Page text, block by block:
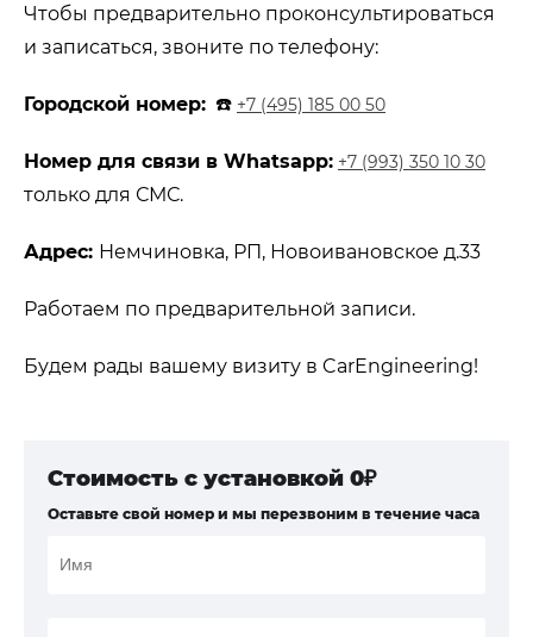
Чтобы предварительно проконсультироваться
и записаться, звоните по телефону:
Городской номер: ☎️ +7 (495) 185 00 50
Номер для связи в Whatsapp: +7 (993) 350 10 30
только для СМС.
Адрес: Немчиновка, РП, Новоивановское д.33
Работаем по предварительной записи.
Будем рады вашему визиту в CarEngineering!
Стоимость с установкой 0₽
Оставьте свой номер и мы перезвоним в течение часа